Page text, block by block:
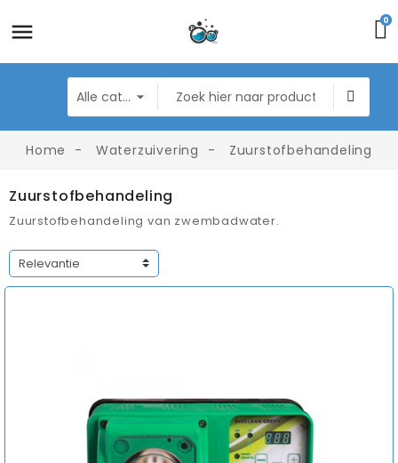
0
Home Waterzuivering Zuurstofbehandeling
Zuurstofbehandeling
Zuurstofbehandeling van zwembadwater.